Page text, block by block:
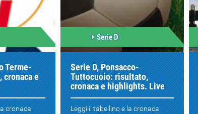
Terme-
cronaca e
cronaca
Serie D
Serie D, Ponsacco-
Tuttocuoio: risultato,
cronaca e highlights. Live
Leggi il tabellino e la cronaca